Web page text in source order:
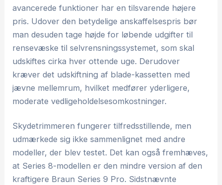
avancerede funktioner har en tilsvarende højere
pris. Udover den betydelige anskaffelsespris bør
man desuden tage højde for løbende udgifter til
rensevæske til selvrensningssystemet, som skal
udskiftes cirka hver ottende uge. Derudover
kræver det udskiftning af blade-kassetten med
jævne mellemrum, hvilket medfører yderligere,
moderate vedligeholdelsesomkostninger.
Skydetrimmeren fungerer tilfredsstillende, men
udmærkede sig ikke sammenlignet med andre
modeller, der blev testet. Det kan også fremhæves,
at Series 8-modellen er den mindre version af den
kraftigere Braun Series 9 Pro. Sidstnævnte